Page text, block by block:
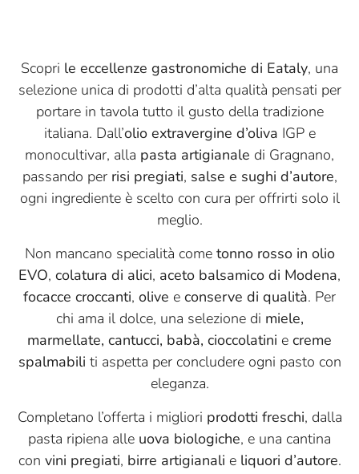
Pariani
Pasta Fresca Rossi
Pastificio Cardone
Perenzin Latteria
Planeta
Puglia Sapori
Quadro Carni
Quattro Portoni
Riolfi
S. Ilario
Sabadì
Scopri le eccellenze gastronomiche di Eataly, una
selezione unica di prodotti d’alta qualità pensati per
portare in tavola tutto il gusto della tradizione
italiana. Dall’olio extravergine d’oliva IGP e
monocultivar, alla pasta artigianale di Gragnano,
passando per risi pregiati, salse e sughi d’autore,
ogni ingrediente è scelto con cura per offrirti solo il
meglio.
Non mancano specialità come tonno rosso in olio
EVO, colatura di alici, aceto balsamico di Modena,
focacce croccanti, olive e conserve di qualità. Per
chi ama il dolce, una selezione di miele,
marmellate, cantucci, babà, cioccolatini e creme
spalmabili ti aspetta per concludere ogni pasto con
eleganza.
Completano l’offerta i migliori prodotti freschi, dalla
pasta ripiena alle uova biologiche, e una cantina
con vini pregiati, birre artigianali e liquori d’autore.